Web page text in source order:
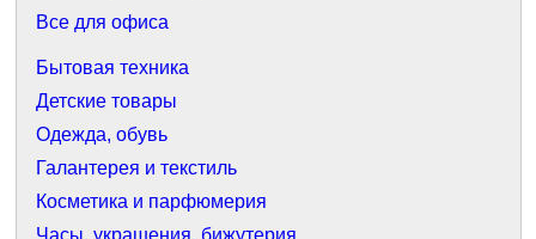
Все для офиса
Бытовая техника
Детские товары
Одежда, обувь
Галантерея и текстиль
Косметика и парфюмерия
Часы, украшения, бижутерия